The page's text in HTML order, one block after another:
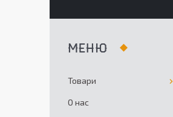
Товари
О нас